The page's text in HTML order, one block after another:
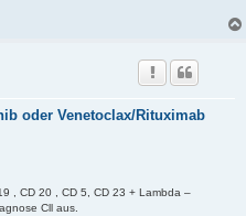
oder Venetoclax/Rituximab
, CD 20 , CD 5, CD 23 + Lambda –
Cll aus.